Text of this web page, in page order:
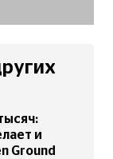
и
Ground